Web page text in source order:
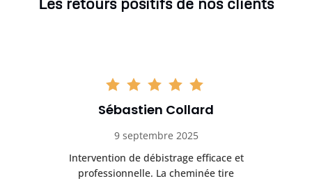
Sébastien Collard
9 septembre 2025
Intervention de débistrage efficace et
professionnelle. La cheminée tire